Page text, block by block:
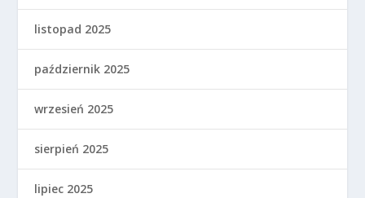
listopad 2025
październik 2025
wrzesień 2025
sierpień 2025
lipiec 2025